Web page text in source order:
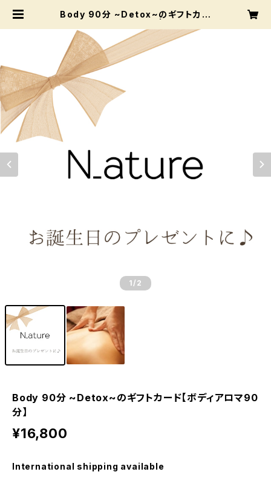
Body 90分 ~Detox~のギフトカー
井沢のマッサージを大切な方へプレ
ゼントしませんか？
1 /2
Body 90分 ~Detox~のギフトカード【ボディアロマ90
分】
¥16,800
International shipping available